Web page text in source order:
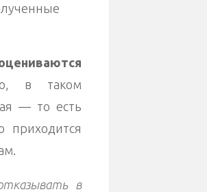
в таком
— то есть
приходится
в